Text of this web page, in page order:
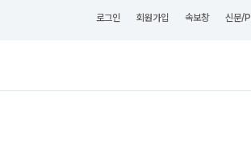
로그인 회원가입 속보창 신문/